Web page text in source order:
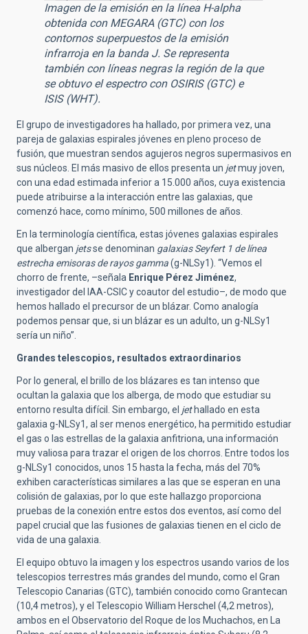
Imagen de la emisión en la línea H-alpha
obtenida con MEGARA (GTC) con los
contornos superpuestos de la emisión
infrarroja en la banda J. Se representa
también con líneas negras la región de la que
se obtuvo el espectro con OSIRIS (GTC) e
ISIS (WHT).
El grupo de investigadores ha hallado, por primera vez, una
pareja de galaxias espirales jóvenes en pleno proceso de
fusión, que muestran sendos agujeros negros supermasivos en
sus núcleos. El más masivo de ellos presenta un jetmuy joven,
con una edad estimada inferior a 15.000 años, cuya existencia
puede atribuirse a la interacción entre las galaxias, que
comenzó hace, como mínimo, 500 millones de años.
En la terminología científica, estas jóvenes galaxias espirales
que albergan jetsse denominan galaxias Seyfert 1 de línea
estrecha emisoras de rayos gamma(g-NLSy1). “Vemos el
chorro de frente, –señala Enrique Pérez Jiménez,
investigador del IAA-CSIC y coautor del estudio­–, de modo que
hemos hallado el precursor de un blázar. Como analogía
podemos pensar que, si un blázar es un adulto, un g-NLSy1
sería un niño”.
Grandes telescopios, resultados extraordinarios
Por lo general, el brillo de los blázares es tan intenso que
ocultan la galaxia que los alberga, de modo que estudiar su
entorno resulta difícil. Sin embargo, el jethallado en esta
galaxia g-NLSy1, al ser menos energético, ha permitido estudiar
el gas o las estrellas de la galaxia anfitriona, una información
muy valiosa para trazar el origen de los chorros. Entre todos los
g-NLSy1 conocidos, unos 15 hasta la fecha, más del 70%
exhiben características similares a las que se esperan en una
colisión de galaxias, por lo que este hallazgo proporciona
pruebas de la conexión entre estos dos eventos, así como del
papel crucial que las fusiones de galaxias tienen en el ciclo de
vida de una galaxia.
El equipo obtuvo la imagen y los espectros usando varios de los
telescopios terrestres más grandes del mundo, como el Gran
Telescopio Canarias (GTC), también conocido como Grantecan
(10,4 metros), y el Telescopio William Herschel (4,2 metros),
ambos en el Observatorio del Roque de los Muchachos, en La